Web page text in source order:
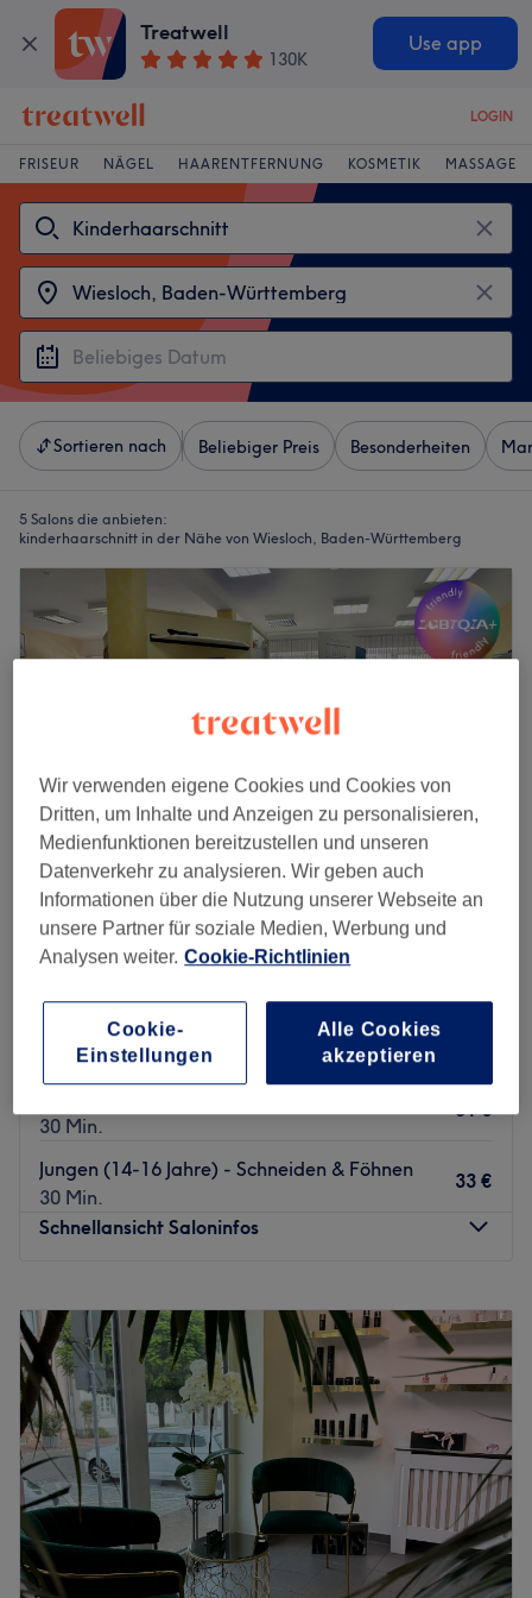
Treatwell
130K
Use app
LOGIN
FRISEUR NÄGEL HAARENTFERNUNG KOSMETIK MASSAGE
Sortieren nach Beliebiger Preis Besonderheiten
5 Salons die anbieten:
kinderhaarschnitt in der Nähe von Wiesloch, Baden-Württemberg
Der Frisör Kuhn
4,8
2114 Bewertungen
Wiesloch, Baden-Württemberg
Auf Karte anzeigen
Jungen (bis 10 Jahre) - Schneiden & Föhnen
30 Min.
30 Min.
31 €
Jungen (14-16 Jahre) - Schneiden & Föhnen
30 Min.
33 €
Schnellansicht Saloninfos
Dienstag
09:00–18:00
Mittwoch
09:00
18:00
Donnerstag
09:00–20:00
Freitag
09:00
18:00
Samstag
08:00 –14:00
Sonntag
Geschlossen
"Ein guter Haarschnitt ist kein Zufall – und erfordert
jahrelange Erfahrung.", so Dietmar Kuhn, Friseurmeister
und Inhaber des Friseursalons Der Frisör Kuhn in
Wir verwenden eigene Cookies und Cookies von
Dritten, um Inhalte und Anzeigen zu personalisieren,
Medienfunktionen bereitzustellen und unseren
Datenverkehr zu analysieren. Wir geben auch
Informationen über die Nutzung unserer Webseite an
unsere Partner für soziale Medien, Werbung und
Analysen weiter. Cookie-Richtlinien
Cookie-
Einstellungen
Alle Cookies
akzeptieren